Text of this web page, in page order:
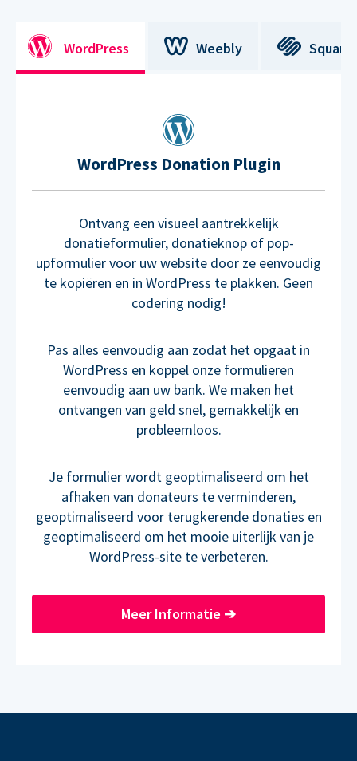
WordPress Weebly
WordPress Donation Plugin
Ontvang een visueel aantrekkelijk
donatieformulier, donatieknop of pop-
upformulier voor uw website door ze eenvoudig
te kopiëren en in WordPress te plakken. Geen
codering nodig!
Pas alles eenvoudig aan zodat het opgaat in
WordPress en koppel onze formulieren
eenvoudig aan uw bank. We maken het
ontvangen van geld snel, gemakkelijk en
probleemloos.
Je formulier wordt geoptimaliseerd om het
afhaken van donateurs te verminderen,
geoptimaliseerd voor terugkerende donaties en
geoptimaliseerd om het mooie uiterlijk van je
WordPress-site te verbeteren.
Meer Informatie ➔